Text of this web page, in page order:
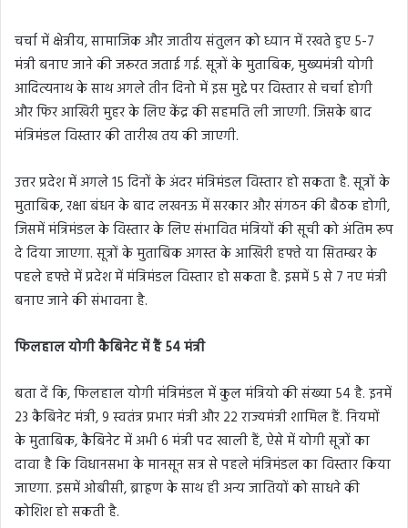
चर्चा में क्षेत्रीय, सामाजिक और जातीय संतुलन को ध्यान में रखते हुए 5-7
मंत्री बनाए जाने की जरूरत जताई गई. सूत्रों के मुताबिक, मुख्यमंत्री योगी
आदित्यनाथ के साथ अगले तीन दिनो में इस मुद्दे पर विस्तार से चर्चा होगी
और फिर आखिरी मुहर के लिए केंद्र की सहमति ली जाएगी. जिसके बाद
मंत्रिमंडल विस्तार की तारीख तय की जाएगी.
उत्तर प्रदेश में अगले 15 दिनों के अंदर मंत्रिमंडल विस्तार हो सकता है. सूत्रों के
मुताबिक, रक्षा बंधन के बाद लखनऊ में सरकार और संगठन की बैठक होगी,
जिसमें मंत्रिमंडल के विस्तार के लिए संभावित मंत्रियों की सूची को अंतिम रूप
दे दिया जाएगा. सूत्रों के मुताबिक अगस्त के आखिरी हफ्ते या सितम्बर के
पहले हफ्ते में प्रदेश में मंत्रिमंडल विस्तार हो सकता है. इसमें 5 से 7 नए मंत्री
बनाए जाने की संभावना है.
फिलहाल योगी कैबिनेट में हैं 54 मंत्री
बता दें कि, फिलहाल योगी मंत्रिमंडल में कुल मंत्रियो की संख्या 54 है. इनमें
23 कैबिनेट मंत्री, 9 स्वतंत्र प्रभार मंत्री और 22 राज्यमंत्री शामिल हैं. नियमों
के मुताबिक, कैबिनेट में अभी 6 मंत्री पद खाली हैं, ऐसे में योगी सूत्रों का
दावा है कि विधानसभा के मानसून सत्र से पहले मंत्रिमंडल का विस्तार किया
जाएगा. इसमें ओबीसी, ब्राह्रण के साथ ही अन्य जातियों को साधने की
कोशिश हो सकती है.